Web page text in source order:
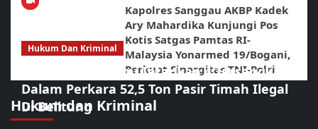
Kapolres Sanggau AKBP Kadek
Ary Mahardika Kunjungi Pos
Kotis Satgas Pamtas RI-
Malaysia Yonarmed 19/Bogani,
Perkuat Sinergitas TNI-Polri
Hukum dan Kriminal
Hukum Dan Kriminal
Polda Babel Resmi Tetapkan 4 Tersangka
Dalam Perkara 52,5 Ton Pasir Timah Ilegal
Di Belitung